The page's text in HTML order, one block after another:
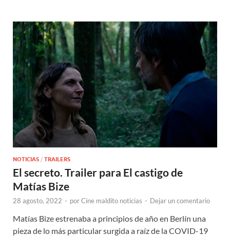
NOTICIAS / TRAILERS
El secreto. Trailer para El castigo de
Matías Bize
28 agosto, 2022 - porCine maldito noticias - Dejar un comentario
Matías Bize estrenaba a principios de año en Berlín una
pieza de lo más particular surgida a raíz de la COVID-19